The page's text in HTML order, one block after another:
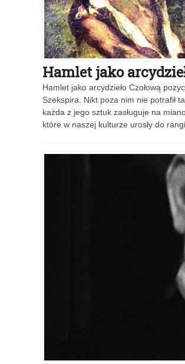
Hamlet jako
Hamlet jako arcydzieło Czołową
Szekspira. Nikt poza nim nie potrafił
każda z jego sztuk zasługuje na
które w naszej kulturze urosły do